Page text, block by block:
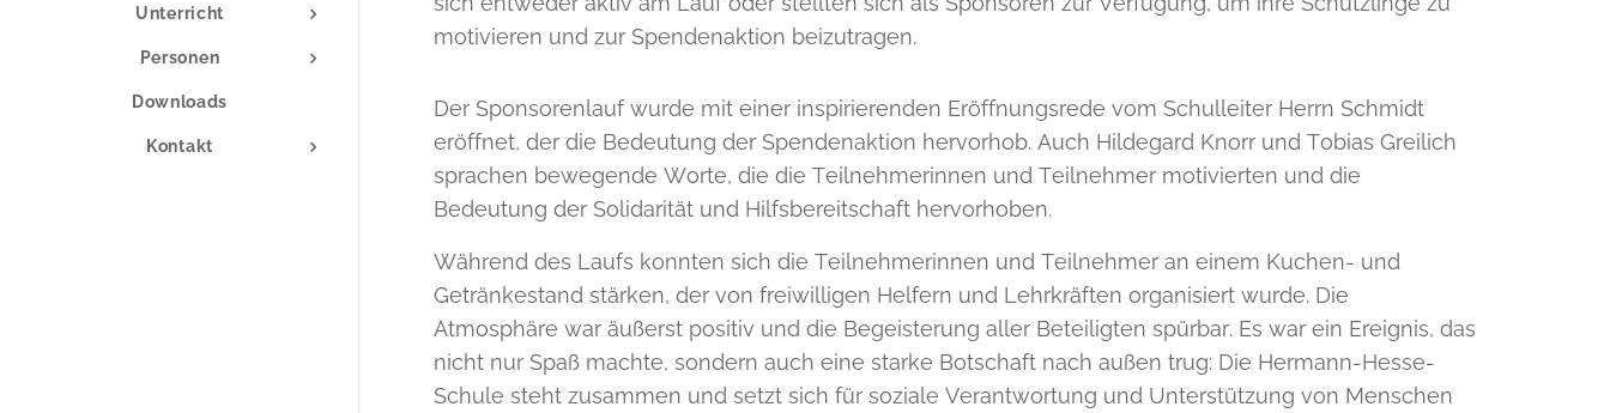
Unterricht
Personen
Downloads
Kontakt
motivieren und zur Spendenaktion beizutragen.
Der Sponsorenlauf wurde mit einer inspirierenden Eröffnungsrede vom Schulleiter Herrn Schmidt
eröffnet, der die Bedeutung der Spendenaktion hervorhob. Auch Hildegard Knorr und Tobias Greilich
sprachen bewegende Worte, die die Teilnehmerinnen und Teilnehmer motivierten und die
Bedeutung der Solidarität und Hilfsbereitschaft hervorhoben.
Während des Laufs konnten sich die Teilnehmerinnen und Teilnehmer an einem Kuchen- und
Getränkestand stärken, der von freiwilligen Helfern und Lehrkräften organisiert wurde. Die
Atmosphäre war äußerst positiv und die Begeisterung aller Beteiligten spürbar. Es war ein Ereignis, das
nicht nur Spaß machte, sondern auch eine starke Botschaft nach außen trug: Die Hermann-Hesse-
Schule steht zusammen und setzt sich für soziale Verantwortung und Unterstützung von Menschen